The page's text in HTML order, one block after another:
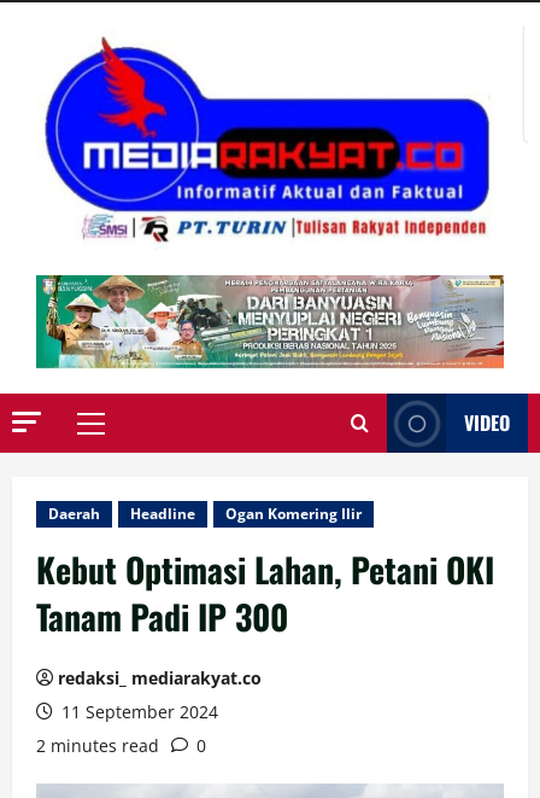
Primary
VIDEO
Daerah Headline Ogan Komering Ilir
Kebut Optimasi Lahan, Petani OKI
Tanam Padi IP 300
redaksi_ mediarakyat.co
11 September 2024
2 minutes read
0